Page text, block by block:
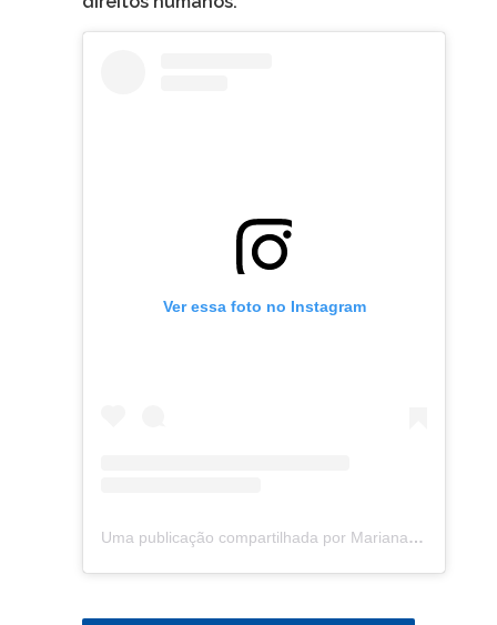
Ver essa foto no Instagram
Uma publicação compartilhada por Mariana Maia (@marianagmaiia)